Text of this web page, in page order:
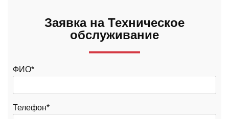
Заявка на Техническое
обслуживание
ФИО*
Телефон*